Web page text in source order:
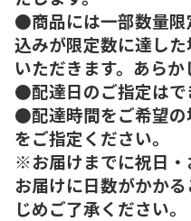
●商品には一部数量限
込みが限定数に達し
いただきます。あらか
●配達日のご指定はで
●配達時間をご希望の
をご指定ください。
※お届けまでに祝日・
お届けに日数がかか
じめご了承ください。